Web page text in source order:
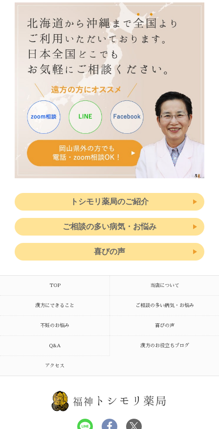
トシモリ薬局のご紹介
ご相談の多い病気・お悩み
喜びの声
TOP 当店について
漢方にできること ご相談の多い病気・お悩み
不妊のお悩み 喜びの声
Q&A 漢方のお役立ちブログ
アクセス
福神 トシモリ薬局